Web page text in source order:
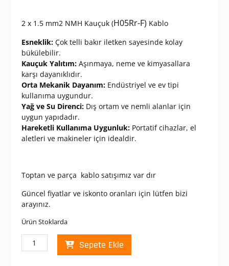
2 x 1.5 mm2 NMH Kauçuk (H05Rr-F) Kablo
Esneklik:Çok telli bakır iletken sayesinde kolay
bükülebilir.
Kauçuk Yalıtım:Aşınmaya, neme ve kimyasallara
karşı dayanıklıdır.
Orta Mekanik Dayanım:Endüstriyel ve ev tipi
kullanıma uygundur.
Yağ ve Su Direnci:Dış ortam ve nemli alanlar için
uygun yapıdadır.
Hareketli Kullanıma Uygunluk:Portatif cihazlar, el
aletleri ve makineler için idealdir.
Toptan ve parça kablo satışımız var dır
Güncel fiyatlar ve iskonto oranları için lütfen bizi
arayınız.
Ürün Stoklarda
NMH
2*1,5
Sepete Ekle